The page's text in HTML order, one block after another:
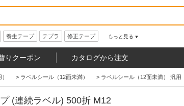
養生テープ テプラ 修正テープ もっと見る
りクーポン カタログから注文
> ラベルシール（12面未満） > ラベルシール（12面未満） 汎用
(連続ラベル) 500折 M12